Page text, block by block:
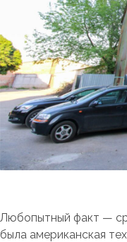
Любопытный факт —
была американская